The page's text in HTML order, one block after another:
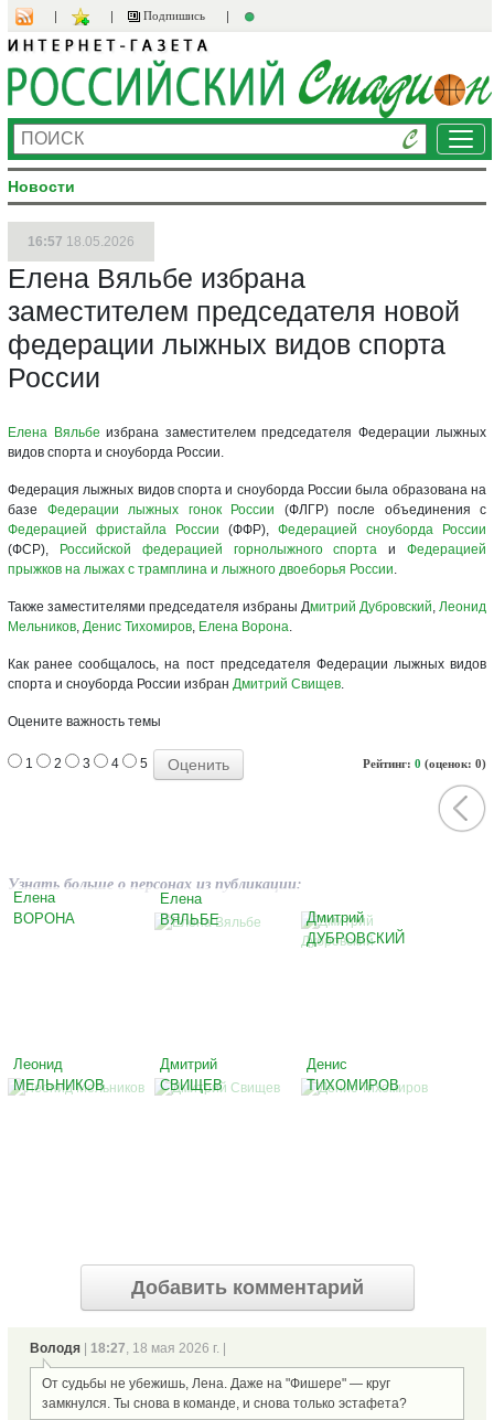
Подпишись
Новости
16:57 18.05.2026
Елена Вяльбе избрана
заместителем председателя новой
федерации лыжных видов спорта
России
Елена Вяльбе избрана заместителем председателя Федерации лыжных
видов спорта и сноуборда России.
Федерация лыжных видов спорта и сноуборда России была образована на
базе Федерации лыжных гонок России (ФЛГР) после объединения с
Федерацией фристайла России (ФФР), Федерацией сноуборда России
(ФСР),
Российской федерацией горнолыжного спорта иФедерацией
прыжков на лыжах с трамплина и лыжного двоеборья России.
Также заместителями председателя избраны Дмитрий Дубровский, Леонид
Мельников, Денис Тихомиров, Елена Ворона.
Как ранее сообщалось, на пост председателя Федерации лыжных видов
спорта и сноуборда России избран Дмитрий Свищев.
Оцените важность темы
Рейтинг: 0 (оценок: 0)
1 2 3 4 5
Узнать больше о персонах из публикации:
Елена
ВОРОНА
Елена
ВЯЛЬБЕ
Дмитрий
ДУБРОВСКИЙ
Леонид
МЕЛЬНИКОВ
Дмитрий
СВИЩЕВ
Денис
ТИХОМИРОВ
Добавить комментарий
Володя 18:27, 18 мая 2026 г. |
От судьбы не убежишь, Лена. Даже на "Фишере" — круг
замкнулся. Ты снова в команде, и снова только эстафета?